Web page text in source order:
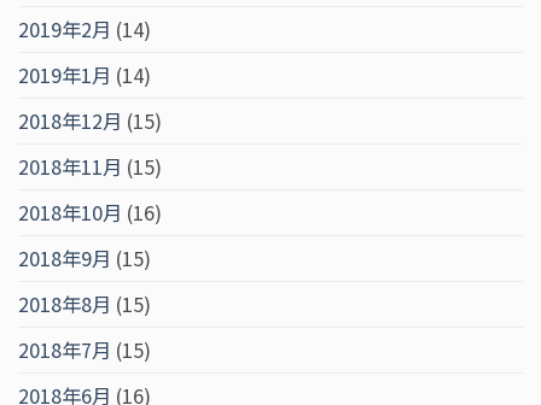
2019年2月 (14)
2019年1月 (14)
2018年12月 (15)
2018年11月 (15)
2018年10月 (16)
2018年9月 (15)
2018年8月 (15)
2018年7月 (15)
2018年6月 (16)